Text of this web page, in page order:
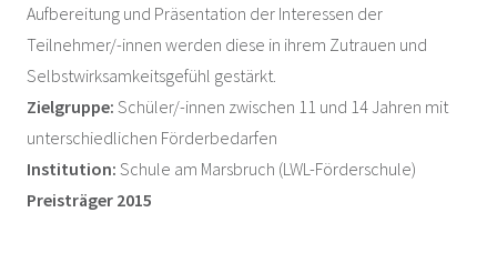
Aufbereitung und Präsentation der Interessen der
Teilnehmer/-innen werden diese in ihrem Zutrauen und
Selbstwirksamkeitsgefühl gestärkt.
Zielgruppe: Schüler/-innen zwischen 11 und 14 Jahren mit
unterschiedlichen Förderbedarfen
Institution: Schule am Marsbruch (LWL-Förderschule)
Preisträger 2015